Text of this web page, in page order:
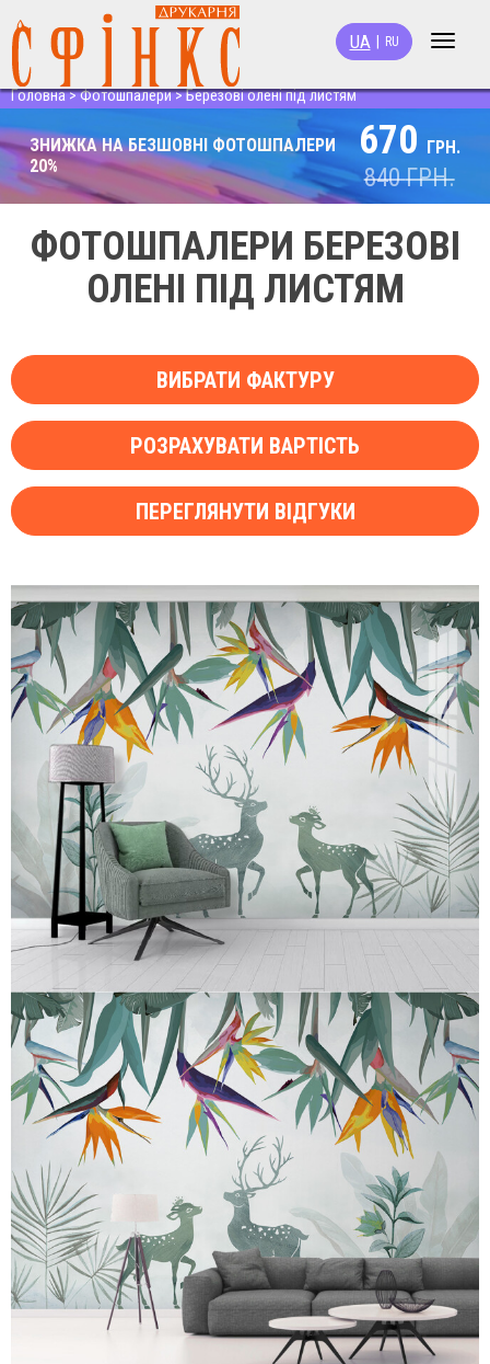
Toggle
UA RU
Головна>Фотошпалери>Березові олені під листям
ЗНИЖКА НА БЕЗШОВНІ ФОТОШПАЛЕРИ
20%
670 ГРН.
840ГРН.
ФОТОШПАЛЕРИ БЕРЕЗОВІ
ОЛЕНІ ПІД ЛИСТЯМ
ВИБРАТИ ФАКТУРУ
РОЗРАХУВАТИ ВАРТІСТЬ
ПЕРЕГЛЯНУТИ ВІДГУКИ